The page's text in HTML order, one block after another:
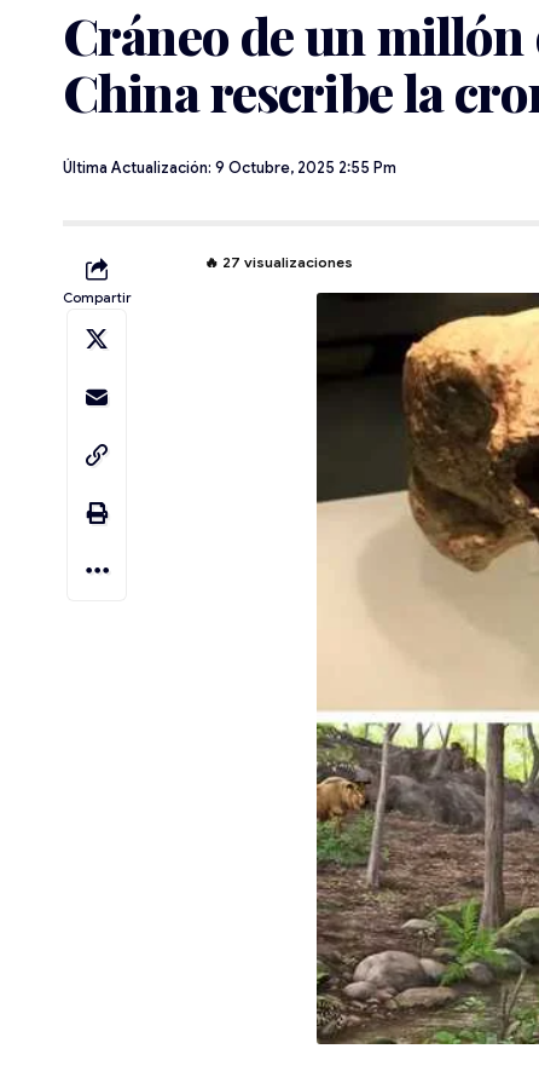
Cráneo de un millón
China rescribe la
Última Actualización: 9 Octubre, 2025 2:55 Pm
Compartir
🔥 27 visualizaciones